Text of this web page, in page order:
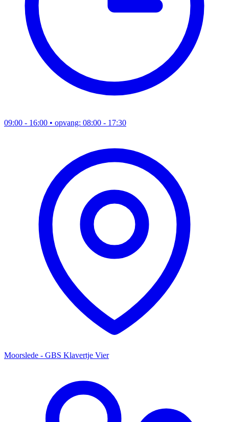
09:00 - 16:00 • opvang: 08:00 - 17:30
Moorslede - GBS Klavertje Vier